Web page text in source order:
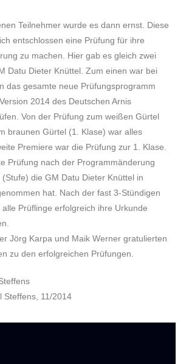
Teilnehmer wurde es dann ernst. Diese
entschlossen eine Prüfung für ihre
zu machen. Hier gab es gleich zwei
Datu Dieter Knüttel. Zum einen war bei
das gesamte neue Prüfungsprogramm
2014 des Deutschen Arnis
Von der Prüfung zum weißen Gürtel
braunen Gürtel (1. Klase) war alles
Premiere war die Prüfung zur 1. Klase.
Prüfung nach der Programmänderung
die GM Datu Dieter Knüttel in
hat. Nach der fast 3-Stündigen
Prüflinge erfolgreich ihre Urkunde
Jörg Karpa und Maik Werner gratulierten
zu den erfolgreichen Prüfungen.
Steffens, 11/2014